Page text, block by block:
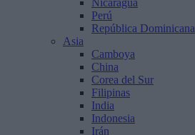
Nicaragua
Perú
República Dominicana
Asia
Camboya
China
Corea del Sur
Filipinas
India
Indonesia
Irán